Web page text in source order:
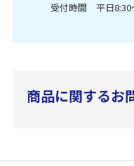
受付時間 平日8:30
商品に関するお